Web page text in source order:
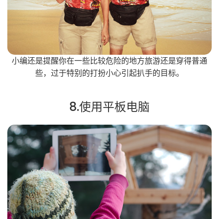
小编还是提醒你在一些比较危险的地方旅游还是穿得普通
些，过于特别的打扮小心引起扒手的目标。
8.使用平板电脑